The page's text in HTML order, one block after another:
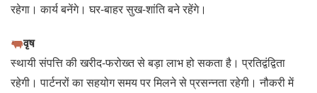
रहेगा। कार्य बनेंगे। घर-बाहर सुख-शांति बने रहेंगे।
वृष
स्थायी संपत्ति की खरीद-फरोख्त से बड़ा लाभ हो सकता है। प्रतिद्वंद्विता
रहेगी। पार्टनरों का सहयोग समय पर मिलने से प्रसन्नता रहेगी। नौकरी में